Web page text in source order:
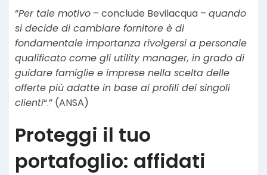
“Per tale motivo – conclude Bevilacqua – quando
si decide di cambiare fornitore è di
fondamentale importanza rivolgersi a personale
qualificato come gli utility manager, in grado di
guidare famiglie e imprese nella scelta delle
offerte più adatte in base ai profili dei singoli
clienti“.” (ANSA)
Proteggi il tuo
portafoglio: affidati